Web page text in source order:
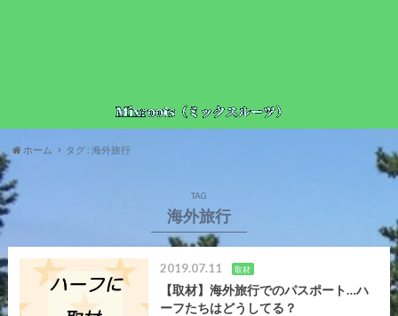
ホーム タグ : 海外旅行
TAG
海外旅行
2019.07.11 取材
【取材】海外旅行でのパスポート…ハ
ーフたちはどうしてる？